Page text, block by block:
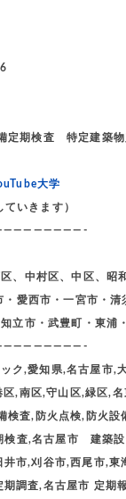
定期検査 特定建築
大学
いきます）
、中村区、中区、
愛西市・一宮市・
立市・武豊町・東浦
ク,愛知県,名古屋市
,南区,守山区,緑区,
検査,防火点検,防火
査,名古屋市 建築
市,刈谷市,西尾市,
調査,名古屋市 定期